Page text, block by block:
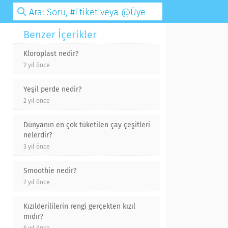
Benzer İçerikler
Kloroplast nedir?
2 yıl önce
Yeşil perde nedir?
2 yıl önce
Dünyanın en çok tüketilen çay çeşitleri
nelerdir?
3 yıl önce
Smoothie nedir?
2 yıl önce
Kızılderililerin rengi gerçekten kızıl
mıdır?